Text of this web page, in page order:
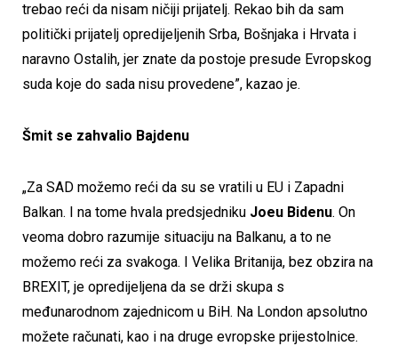
trebao reći da nisam ničiji prijatelj. Rekao bih da sam
politički prijatelj opredijeljenih Srba, Bošnjaka i Hrvata i
naravno Ostalih, jer znate da postoje presude Evropskog
suda koje do sada nisu provedene”, kazao je.
Šmit se zahvalio Bajdenu
„Za SAD možemo reći da su se vratili u EU i Zapadni
Balkan. I na tome hvala predsjedniku Joeu Bidenu. On
veoma dobro razumije situaciju na Balkanu, a to ne
možemo reći za svakoga. I Velika Britanija, bez obzira na
BREXIT, je opredijeljena da se drži skupa s
međunarodnom zajednicom u BiH. Na London apsolutno
možete računati, kao i na druge evropske prijestolnice.